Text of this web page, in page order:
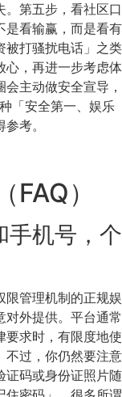
。第五步，看社区口
是看输赢，而是看有
被打骚扰电话」之类
心，再进一步考虑体
主动做安全宣导，
「安全第一、娱乐
考。
）
手机号，个
限管理机制的正规娱
对外提供。平台通常
要求时，有限度地使
不过，你仍然要注意
证码或身份证照片随